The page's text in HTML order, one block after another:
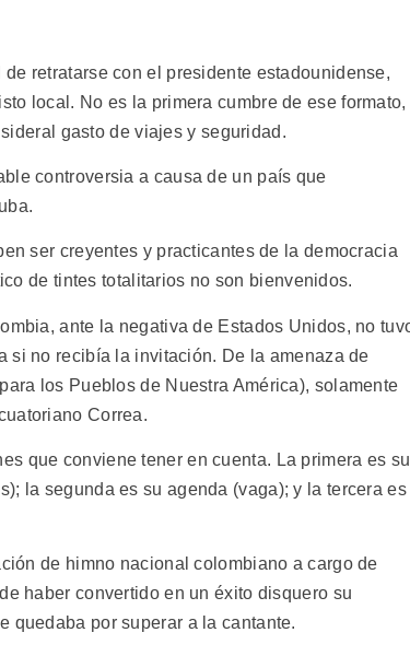
retratarse con el presidente estadounidense,
local. No es la primera cumbre de ese formato,
gasto de viajes y seguridad.
controversia a causa de un país que
ser creyentes y practicantes de la democracia
de tintes totalitarios no son bienvenidos.
ante la negativa de Estados Unidos, no
si no recibía la invitación. De la amenaza de
los Pueblos de Nuestra América), solamente
Correa.
que conviene tener en cuenta. La primera es su
la segunda es su agenda (vaga); y la tercera es
de himno nacional colombiano a cargo de
haber convertido en un éxito disquero su
quedaba por superar a la cantante.